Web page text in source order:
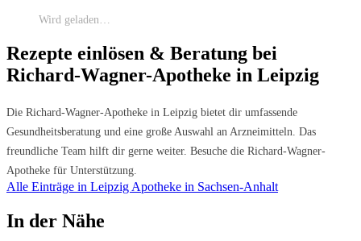
Wird geladen…
Rezepte einlösen & Beratung bei
Richard-Wagner-Apotheke in Leipzig
Die Richard-Wagner-Apotheke in Leipzig bietet dir umfassende
Gesundheitsberatung und eine große Auswahl an Arzneimitteln. Das
freundliche Team hilft dir gerne weiter. Besuche die Richard-Wagner-
Apotheke für Unterstützung.
Alle Einträge in Leipzig Apotheke in Sachsen-Anhalt
In der Nähe